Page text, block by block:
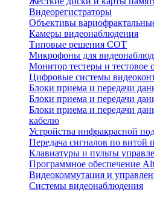
Видеорегистраторы
Объективы
Камеры видеонаблюдения
Типовые решения СОТ
Микрофоны для
Монитор тестеры и тестовое
Цифровые системы
Блоки приема и передачи
Блоки приема и передачи
Блоки приема и передачи
кабелю
Устройства инфракрасной
Передача сигналов по витой
Клавиатуры и пульты
Программное обеспечение
Видеокоммутация и
Системы видеонаблюдения